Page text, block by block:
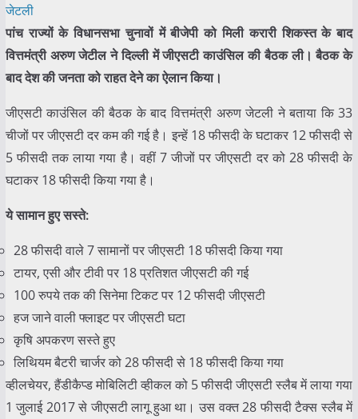
जेटली
पांच राज्यों के विधानसभा चुनावों में बीजेपी को मिली करारी शिकस्त के बाद
वित्तमंत्री अरुण जेटील ने दिल्ली में जीएसटी काउंसिल की बैठक ली। बैठक के
बाद देश की जनता को राहत देने का ऐलान किया।
जीएसटी काउंसिल की बैठक के बाद वित्तमंत्री अरुण जेटली ने बताया कि 33
चीजों पर जीएसटी दर कम की गई है। इन्हें 18 फीसदी के घटाकर 12 फीसदी से
5 फीसदी तक लाया गया है। वहीं 7 जीजों पर जीएसटी दर को 28 फीसदी के
घटाकर 18 फीसदी किया गया है।
ये सामान हुए सस्ते:
28 फीसदी वाले 7 सामानों पर जीएसटी 18 फीसदी किया गया
टायर, एसी और टीवी पर 18 प्रतिशत जीएसटी की गई
100 रुपये तक की सिनेमा टिकट पर 12 फीसदी जीएसटी
हज जाने वाली फ्लाइट पर जीएसटी घटा
कृषि अपकरण सस्ते हुए
लिथियम बैटरी चार्जर को 28 फीसदी से 18 फीसदी किया गया
व्हीलचेयर, हैंडीकैप्ड मोबिलिटी व्हीकल को 5 फीसदी जीएसटी स्लैब में लाया गया
1 जुलाई 2017 से जीएसटी लागू हुआ था। उस वक्त 28 फीसदी टैक्स स्लैब में